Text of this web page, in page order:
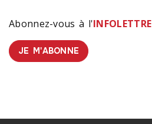
Abonnez-vous à l'INFOLETTRE
JE M'ABONNE